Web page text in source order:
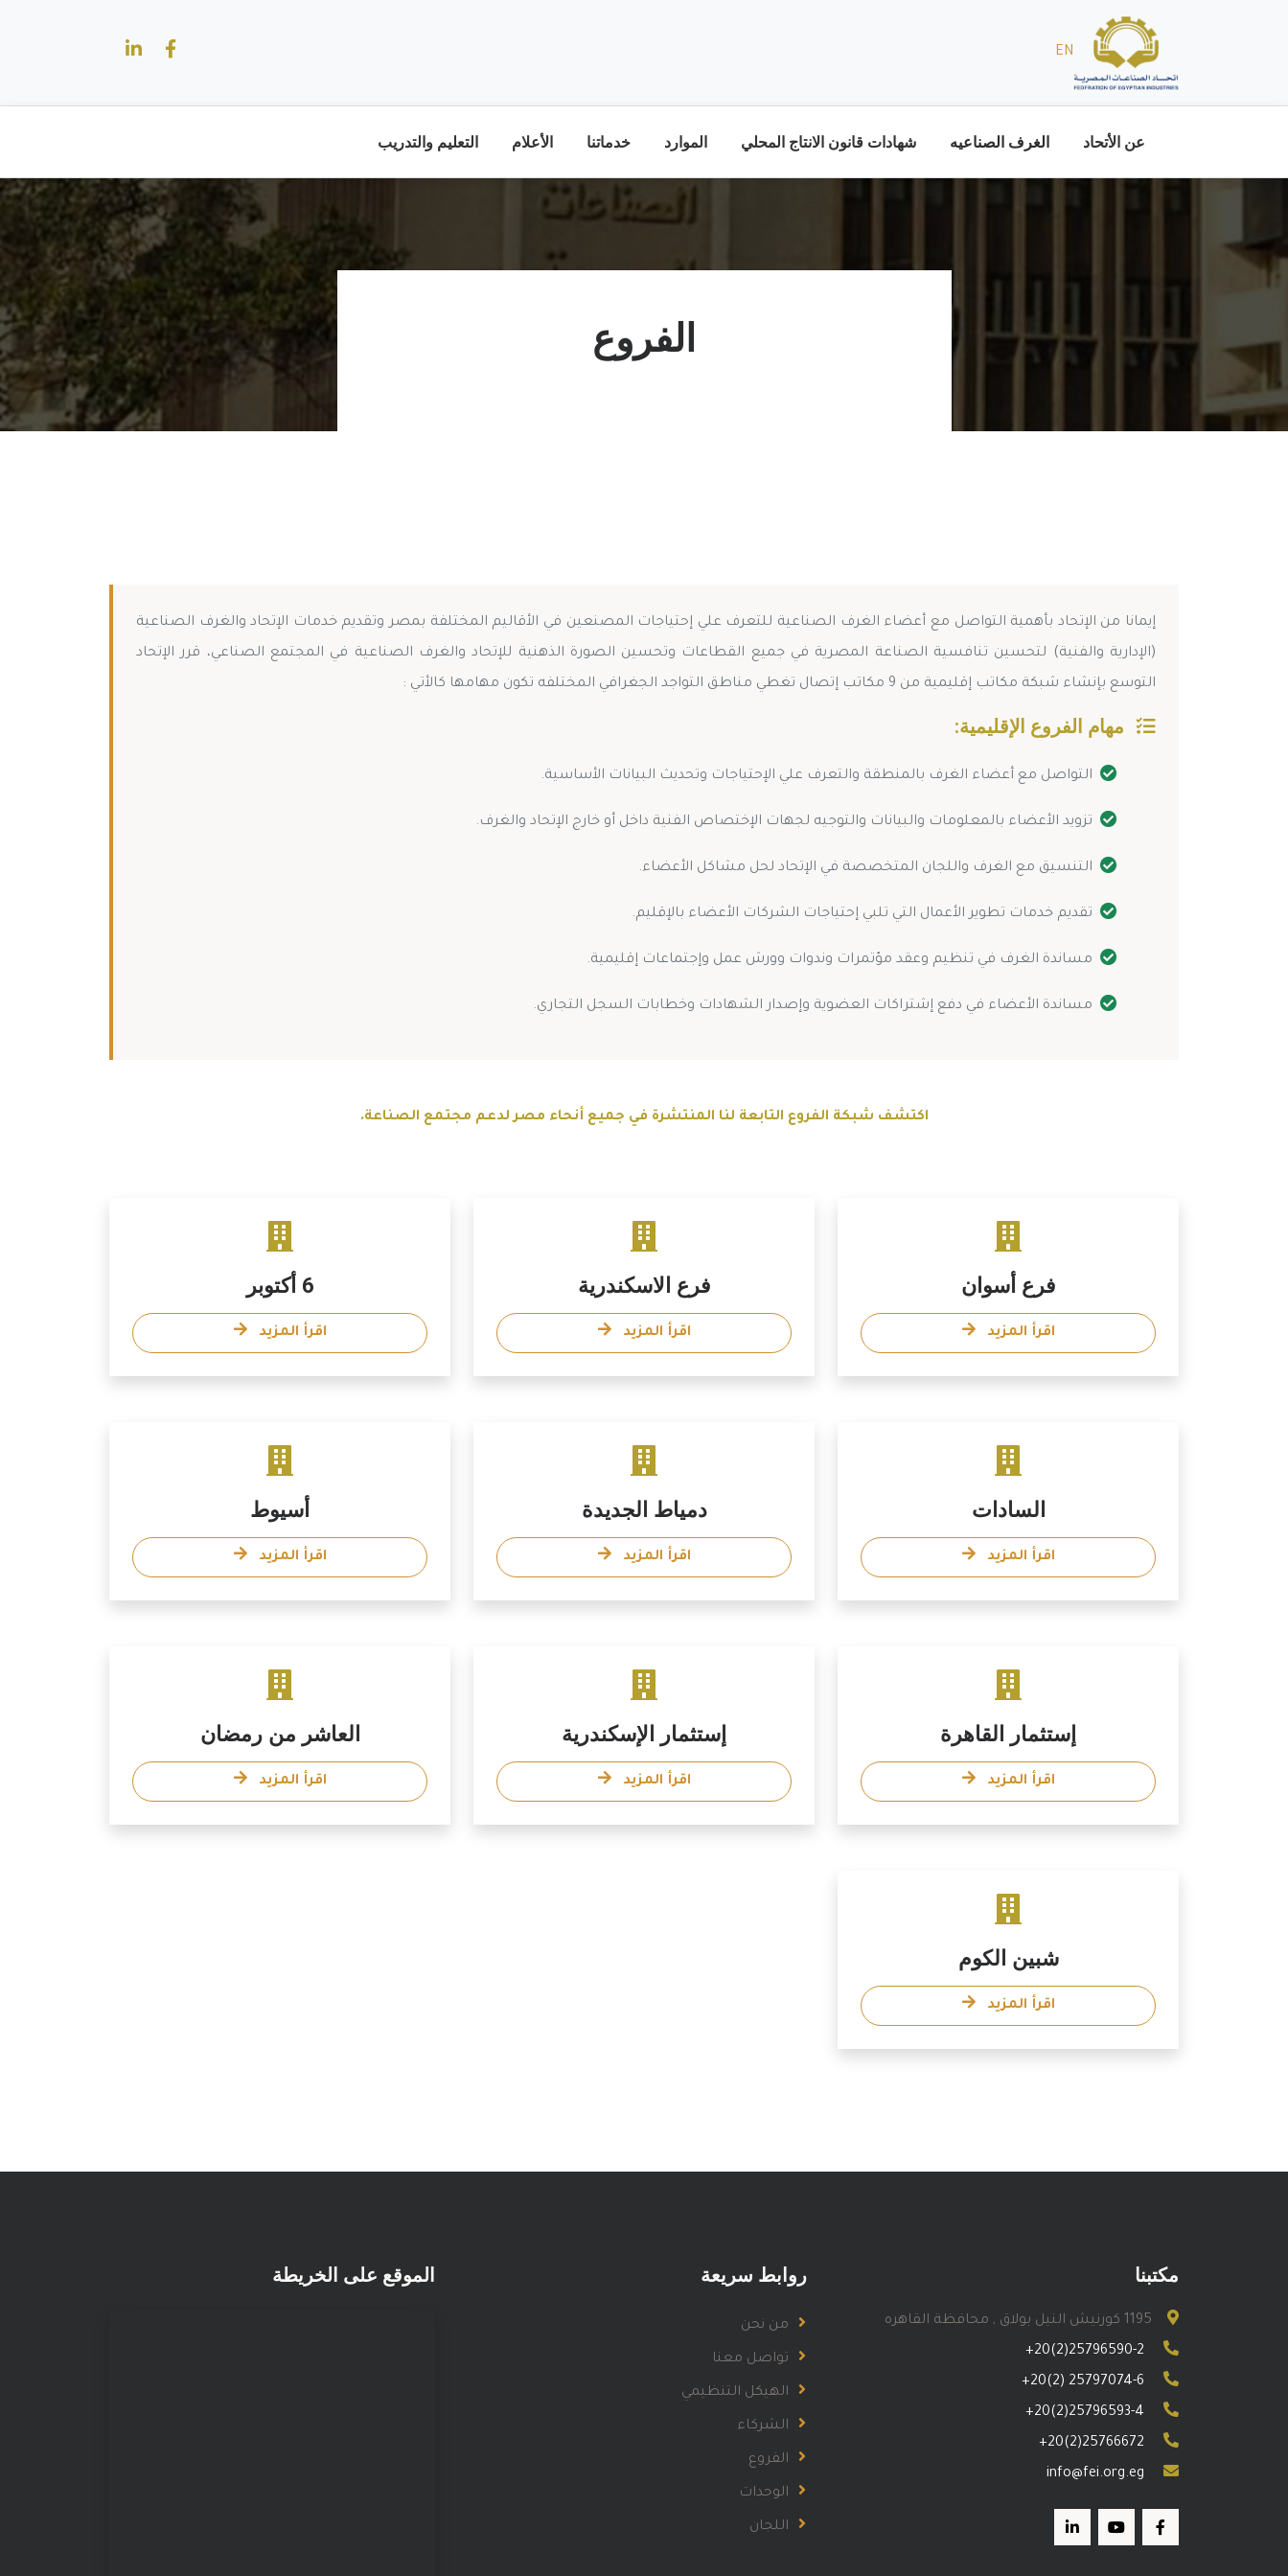
EN
عن الأتحاد الغرف الصناعيه شهادات قانون الانتاج المحلي الموارد خدماتنا الأعلام التعليم والتدريب
الفروع
إيمانا من الإتحاد بأهمية التواصل مع أعضاء الغرف الصناعية للتعرف علي إحتياجات المصنعين في الأقاليم المختلفة بمصر وتقديم خدمات الإتحاد والغرف الصناعية
(الإدارية والفنية) لتحسين تنافسية الصناعة المصرية في جميع القطاعات وتحسين الصورة الذهنية للإتحاد والغرف الصناعية في المجتمع الصناعي، قرر الإتحاد
التوسع بإنشاء شبكة مكاتب إقليمية من 9 مكاتب إتصال تغطي مناطق التواجد الجغرافي المختلفه تكون مهامها كالأتي :
مهام الفروع الإقليمية:
التواصل مع أعضاء الغرف بالمنطقة والتعرف علي الإحتياجات وتحديث البيانات الأساسية.
تزويد الأعضاء بالمعلومات والبيانات والتوجيه لجهات الإختصاص الفنية داخل أو خارج الإتحاد والغرف.
التنسيق مع الغرف واللجان المتخصصة في الإتحاد لحل مشاكل الأعضاء.
تقديم خدمات تطوير الأعمال التي تلبي إحتياجات الشركات الأعضاء بالإقليم.
مساندة الغرف في تنظيم وعقد مؤتمرات وندوات وورش عمل وإجتماعات إقليمية.
مساندة الأعضاء في دفع إشتراكات العضوية وإصدار الشهادات وخطابات السجل التجاري.
اكتشف شبكة الفروع التابعة لنا المنتشرة في جميع أنحاء مصر لدعم مجتمع الصناعة.
فرع أسوان
اقرأ المزيد
فرع الاسكندرية
اقرأ المزيد
6 أكتوبر
اقرأ المزيد
السادات
اقرأ المزيد
دمياط الجديدة
اقرأ المزيد
أسيوط
اقرأ المزيد
إستثمار القاهرة
اقرأ المزيد
إستثمار الإسكندرية
اقرأ المزيد
العاشر من رمضان
اقرأ المزيد
شبين الكوم
اقرأ المزيد
مكتبنا
1195 كورنيش النيل بولاق , محافظة القاهره
+20(2)25796590-2
+20(2) 25797074-6
+20(2)25796593-4
+20(2)25766672
info@fei.org.eg
روابط سريعة
من نحن
تواصل معنا
الهيكل التنظيمي
الشركاء
الفروع
الوحدات
اللجان
الموقع على الخريطة